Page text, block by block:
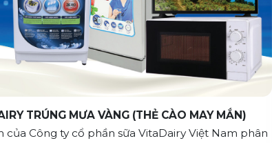
TRÚNG MƯA VÀNG (THẺ CÀO MAY MẮN)
của Công ty cổ phần sữa VitaDairy Việt Nam phân